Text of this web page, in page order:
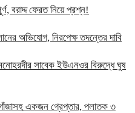
বরাদ্দ ফেরত নিয়ে প্রশ্ন!
অভিযোগ, নিরপেক্ষ তদন্তের দাবি
সাবেক ইউএনওর বিরুদ্ধে ঘুষ
একজন গ্রেপ্তার, পলাতক ৩